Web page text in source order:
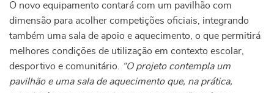
O novo equipamento contará com um pavilhão com
dimensão para acolher competições oficiais, integrando
também uma sala de apoio e aquecimento, o que permitirá
melhores condições de utilização em contexto escolar,
desportivo e comunitário.
“O projeto contempla um
pavilhão e uma sala de aquecimento que, na prática,